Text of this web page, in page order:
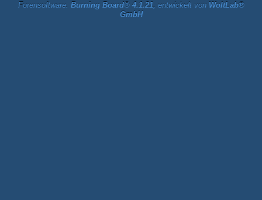
Forensoftware: Burning Board® 4.1.21, entwickelt von WoltLab®
GmbH